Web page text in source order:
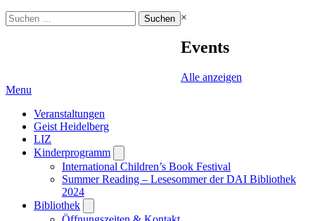
Suchen
nach:
×
Events
Alle anzeigen
Menu
Veranstaltungen
Geist Heidelberg
LIZ
Kinderprogramm
submenu
International Children’s Book Festival
Summer Reading – Lesesommer der DAI Bibliothek
2024
Bibliothek
submenu